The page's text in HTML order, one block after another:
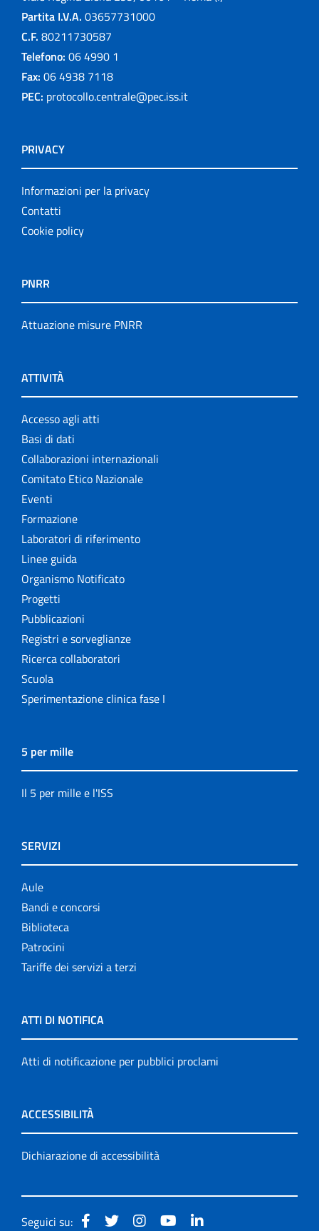
Partita I.V.A. 03657731000
C.F. 80211730587
Telefono: 06 4990 1
Fax: 06 4938 7118
PEC: protocollo.centrale@pec.iss.it
PRIVACY
Informazioni per la privacy
Contatti
Cookie policy
PNRR
Attuazione misure PNRR
ATTIVITÀ
Accesso agli atti
Basi di dati
Collaborazioni internazionali
Comitato Etico Nazionale
Eventi
Formazione
Laboratori di riferimento
Linee guida
Organismo Notificato
Progetti
Pubblicazioni
Registri e sorveglianze
Ricerca collaboratori
Scuola
Sperimentazione clinica fase I
5 per mille
Il 5 per mille e l'ISS
SERVIZI
Aule
Bandi e concorsi
Biblioteca
Patrocini
Tariffe dei servizi a terzi
ATTI DI NOTIFICA
Atti di notificazione per pubblici proclami
ACCESSIBILITÀ
Dichiarazione di accessibilità
Seguici su: